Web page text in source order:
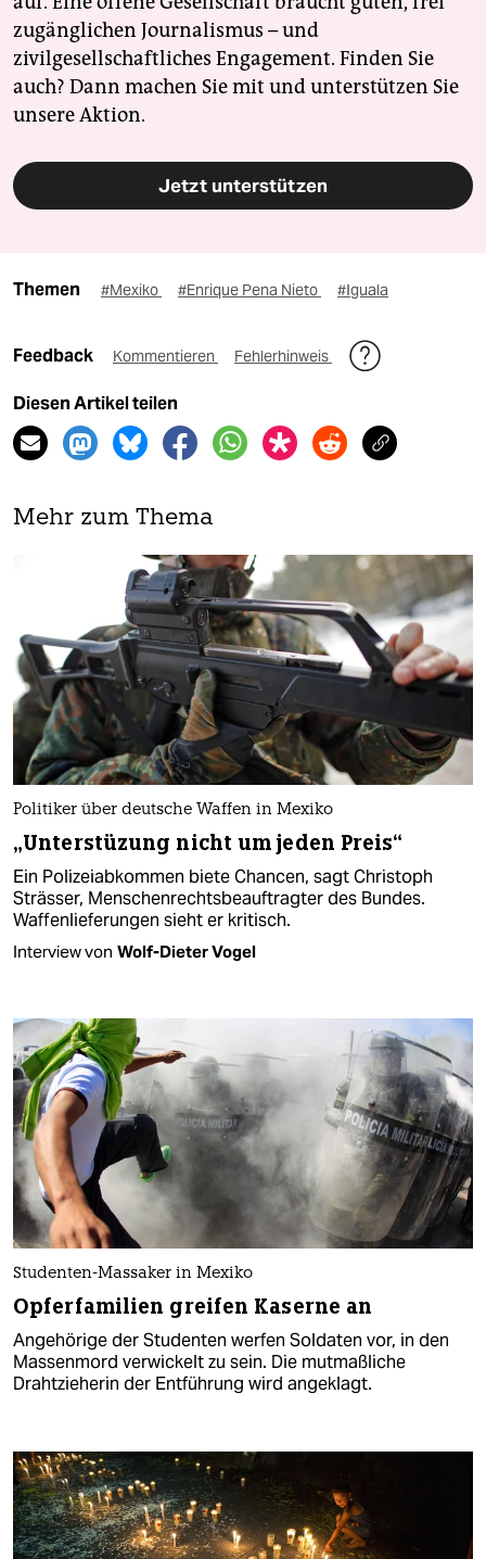
zugänglichen Journalismus – und
zivilgesellschaftliches Engagement. Finden Sie
auch? Dann machen Sie mit und unterstützen Sie
unsere Aktion.
Jetzt unterstützen
Themen #Mexiko #Enrique Pena Nieto #Iguala
Feedback Kommentieren Fehlerhinweis
Diesen Artikel teilen
Mehr zum Thema
Politiker über deutsche Waffen in Mexiko
„Unterstüzung nicht um jeden Preis“
Ein Polizeiabkommen biete Chancen, sagt Christoph
Strässer, Menschenrechtsbeauftragter des Bundes.
Waffenlieferungen sieht er kritisch.
Interview von Wolf-Dieter Vogel
Studenten-Massaker in Mexiko
Opferfamilien greifen Kaserne an
Angehörige der Studenten werfen Soldaten vor, in den
Massenmord verwickelt zu sein. Die mutmaßliche
Drahtzieherin der Entführung wird angeklagt.